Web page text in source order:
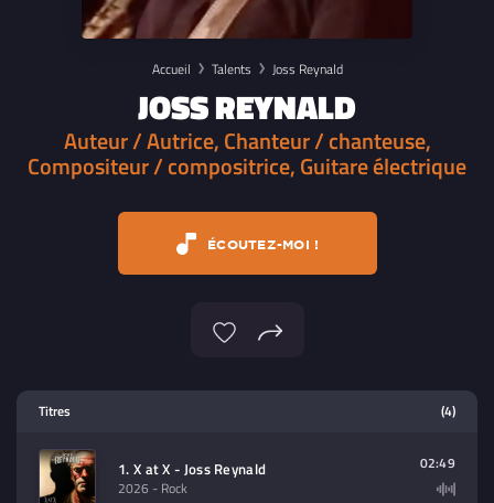
Accueil Talents Joss Reynald
JOSS REYNALD
Auteur / Autrice, Chanteur / chanteuse,
Compositeur / compositrice, Guitare électrique
ÉCOUTEZ-MOI !
contenu à lire (audio/video)
Titres (4)
1. X at X - Joss Reynald
2026 - Rock
02:49